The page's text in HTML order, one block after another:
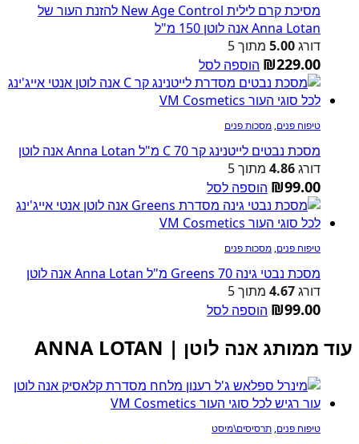
מסיכת קרם לילית New Age Control להזנת העור של
Anna Lotan אנה לוטן 150 מ"ל
דורג5.00 מתוך 5
₪229.00 הוספה לסל
טיפוח פנים, מסכות פנים
מסכת נבטים לייטנינג קר C 70 מ"ל Anna Lotan אנה לוטן
דורג4.86 מתוך 5
₪99.00 הוספה לסל
טיפוח פנים, מסכות פנים
מסכת נבטי גינה Greens 70 מ"ל Anna Lotan אנה לוטן
דורג4.67 מתוך 5
₪99.00 הוספה לסל
עוד ממותג אנה לוטן | ANNA LOTAN
טיפוח פנים, תרסיסים\מיסט